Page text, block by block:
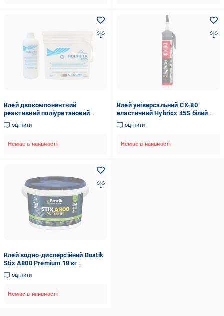
Клей двокомпонентний
реактивний поліуретановий
AQUAFIX Ultra (32461860)
оцінити
Немає в наявності
Клей універсальний CX-80
еластичний Hybricx 45S білий
0,21 кг
оцінити
Немає в наявності
Клей водно-дисперсійний Bostik
Stix A800 Premium 18 кг
(1686995260)
оцінити
Немає в наявності